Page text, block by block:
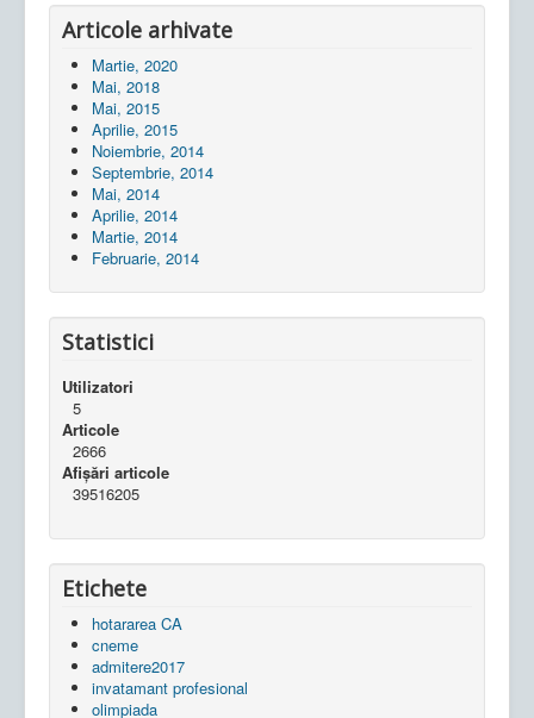
Articole arhivate
Martie, 2020
Mai, 2018
Mai, 2015
Aprilie, 2015
Noiembrie, 2014
Septembrie, 2014
Mai, 2014
Aprilie, 2014
Martie, 2014
Februarie, 2014
Statistici
Utilizatori
5
Articole
2666
Afișări articole
39516205
Etichete
hotararea CA
cneme
admitere2017
invatamant profesional
olimpiada